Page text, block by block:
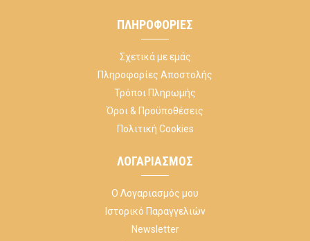
ΠΛΗΡΟΦΟΡΊΕΣ
Σχετικά με εμάς
Πληροφορίες Αποστολής
Τρόποι Πληρωμής
Όροι & Προϋποθέσεις
Πολιτική Cookies
ΛΟΓΑΡΙΑΣΜΌΣ
Ο Λογαριασμός μου
Ιστορικό Παραγγελιών
Newsletter